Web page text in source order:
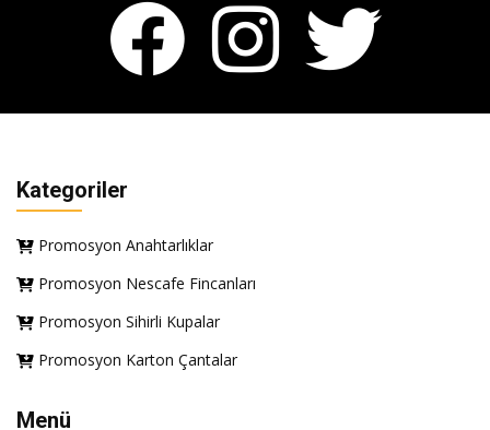
Kategoriler
Promosyon Anahtarlıklar
Promosyon Nescafe Fincanları
Promosyon Sihirli Kupalar
Promosyon Karton Çantalar
Menü